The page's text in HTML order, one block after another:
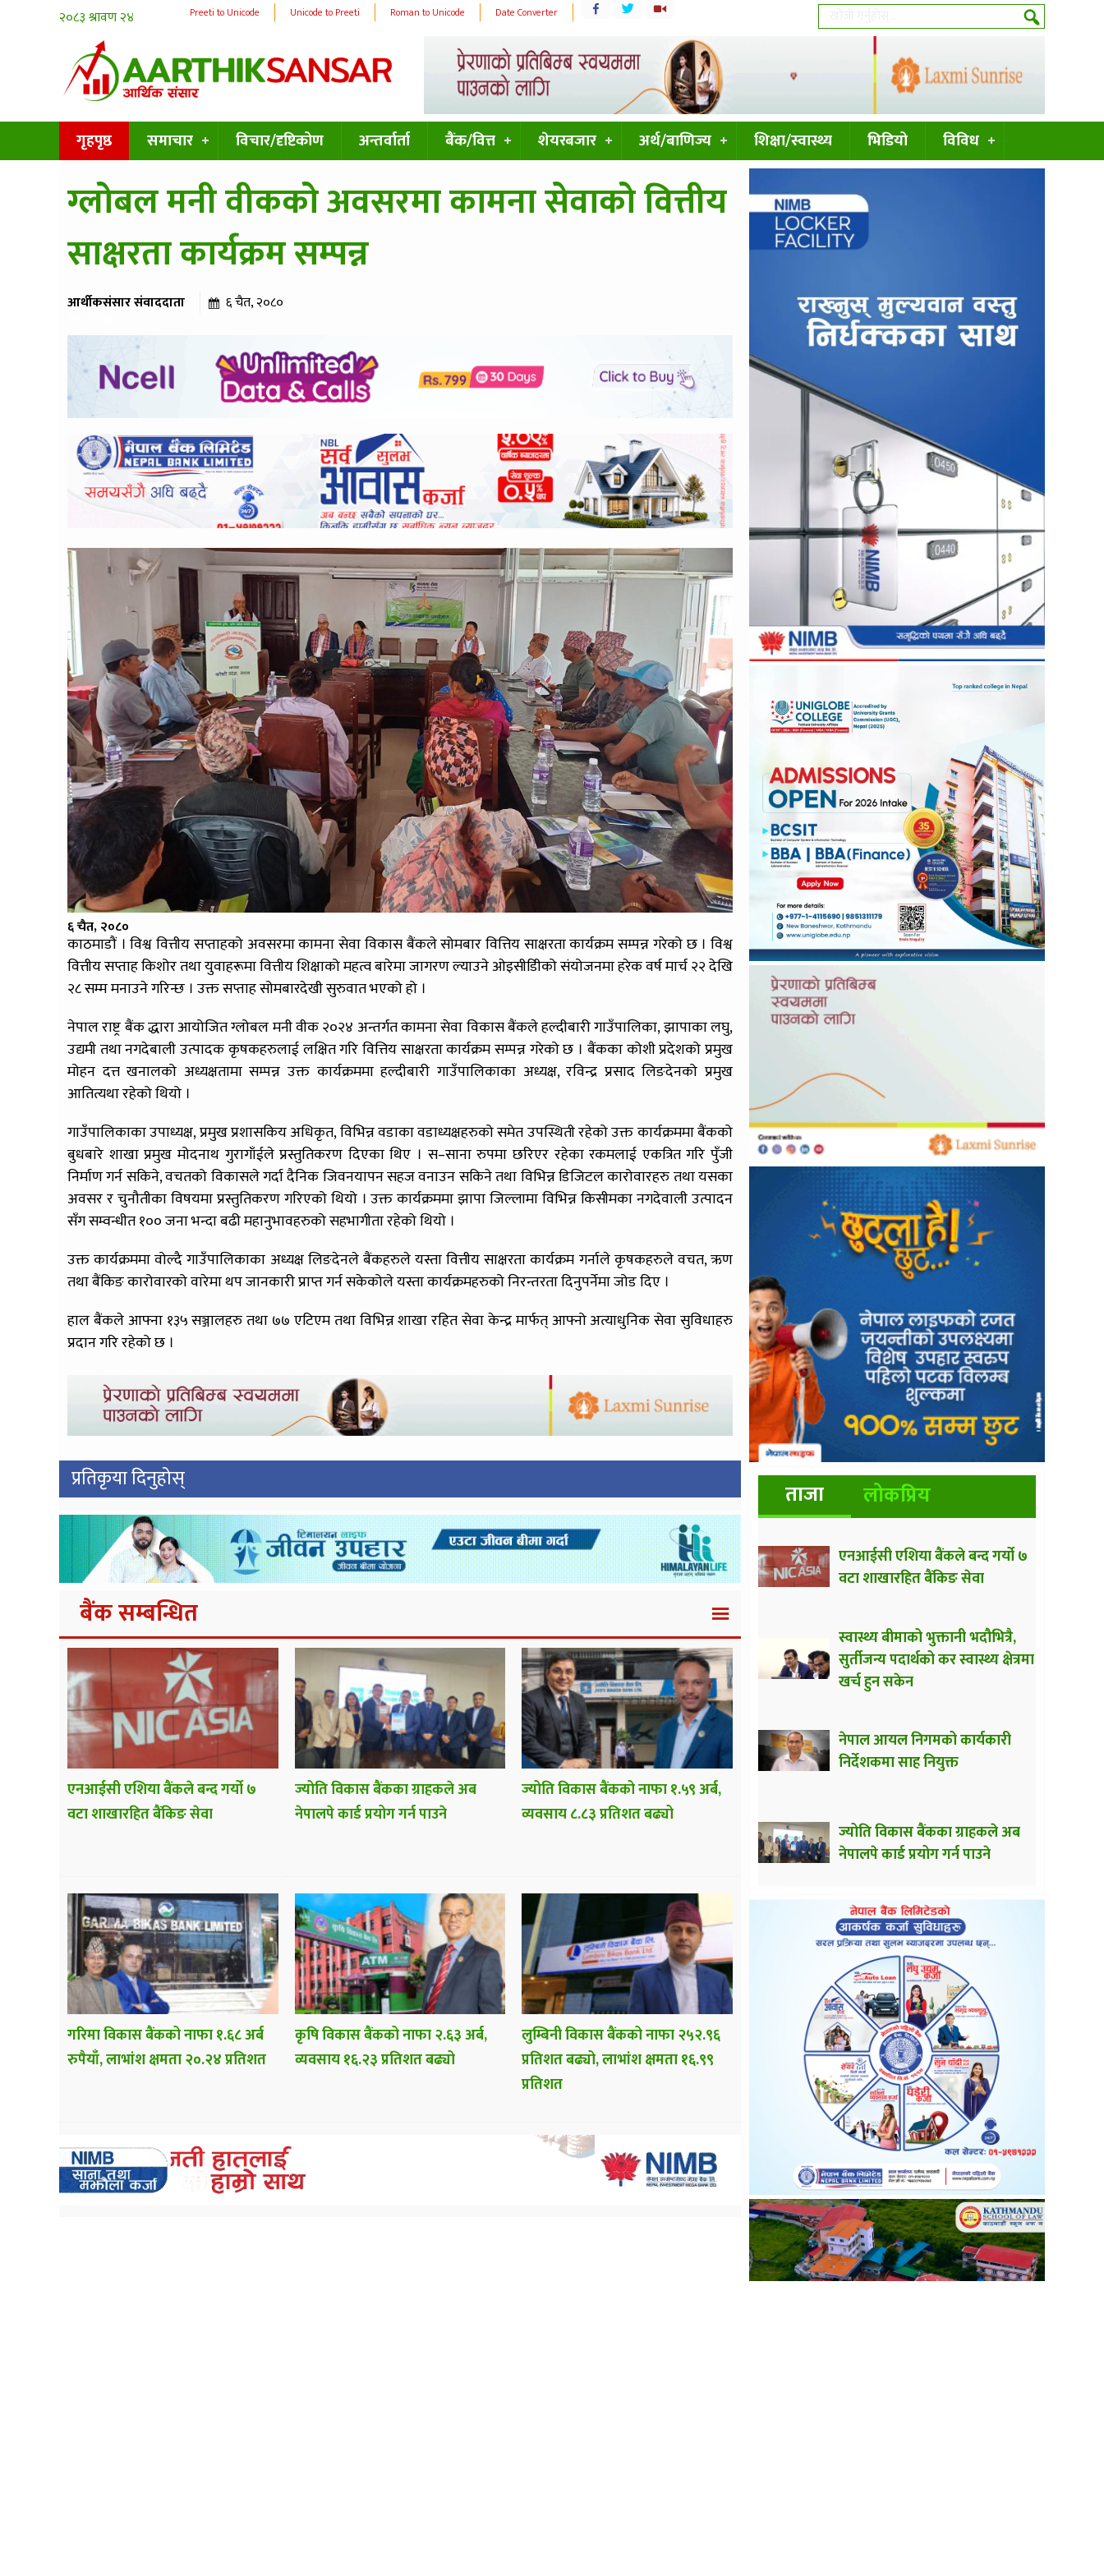
Preeti to Unicode Unicode to Preeti Roman to Unicode Date Converter
गृहपृष्ठ समाचार विचार/दृष्टिकोण अन्तर्वार्ता बैंक/वित्त शेयरबजार अर्थ/बाणिज्य शिक्षा/स्वास्थ्य भिडियो विविध
ग्लोबल मनी वीकको अवसरमा कामना सेवाको वित्तीय
साक्षरता कार्यक्रम सम्पन्न
आर्थीकसंसार संवाददाता ६ चैत, २०८०
६ चैत, २०८०
काठमाडौं । विश्व वित्तीय सप्ताहको अवसरमा कामना सेवा विकास बैंकले सोमबार वित्तिय साक्षरता कार्यक्रम सम्पन्न गरेको छ । विश्व
वित्तीय सप्ताह किशोर तथा युवाहरूमा वित्तीय शिक्षाको महत्व बारेमा जागरण ल्याउने ओइसीडिीको संयोजनमा हरेक वर्ष मार्च २२ देखि
२८ सम्म मनाउने गरिन्छ । उक्त सप्ताह सोमबारदेखी सुरुवात भएको हो ।
नेपाल राष्ट्र बैंक द्धारा आयोजित ग्लोबल मनी वीक २०२४ अन्तर्गत कामना सेवा विकास बैंकले हल्दीबारी गाउँपालिका, झापाका लघु,
उद्यमी तथा नगदेबाली उत्पादक कृषकहरुलाई लक्षित गरि वित्तिय साक्षरता कार्यक्रम सम्पन्न गरेको छ । बैंकका कोशी प्रदेशको प्रमुख
मोहन दत्त खनालको अध्यक्षतामा सम्पन्न उक्त कार्यक्रममा हल्दीबारी गाउँपालिकाका अध्यक्ष, रविन्द्र प्रसाद लिङदेनको प्रमुख
आतित्यथा रहेको थियो ।
गाउँपालिकाका उपाध्यक्ष, प्रमुख प्रशासकिय अधिकृत, विभिन्न वडाका वडाध्यक्षहरुको समेत उपस्थिती रहेको उक्त कार्यक्रममा बैंकको
बुधबारे शाखा प्रमुख मोदनाथ गुरागाँईले प्रस्तुतिकरण दिएका थिए । स–साना रुपमा छरिएर रहेका रकमलाई एकत्रित गरि पुँजी
निर्माण गर्न सकिने, वचतको विकासले गर्दा दैनिक जिवनयापन सहज वनाउन सकिने तथा विभिन्न डिजिटल कारोवारहरु तथा यसका
अवसर र चुनौतीका विषयमा प्रस्तुतिकरण गरिएको थियो । उक्त कार्यक्रममा झापा जिल्लामा विभिन्न किसीमका नगदेवाली उत्पादन
सँग सम्वन्धीत १०० जना भन्दा बढी महानुभावहरुको सहभागीता रहेको थियो ।
उक्त कार्यक्रममा वोल्दै गाउँपालिकाका अध्यक्ष लिङदेनले बैंकहरुले यस्ता वित्तीय साक्षरता कार्यक्रम गर्नाले कृषकहरुले वचत, ऋण
तथा बैंकिङ कारोवारको वारेमा थप जानकारी प्राप्त गर्न सकेकोले यस्ता कार्यक्रमहरुको निरन्तरता दिनुपर्नेमा जोड दिए ।
हाल बैंकले आफ्ना १३५ सञ्जालहरु तथा ७७ एटिएम तथा विभिन्न शाखा रहित सेवा केन्द्र मार्फत् आफ्नो अत्याधुनिक सेवा सुविधाहरु
प्रदान गरि रहेको छ ।
प्रतिकृया दिनुहोस्
बैंक सम्बन्धित
एनआईसी एशिया बैंकले बन्द गर्यो ७
वटा शाखारहित बैंकिङ सेवा
ज्योति विकास बैंकका ग्राहकले अब
नेपालपे कार्ड प्रयोग गर्न पाउने
ज्योति विकास बैंकको नाफा १.५९ अर्ब,
व्यवसाय ८.८३ प्रतिशत बढ्यो
गरिमा विकास बैंकको नाफा १.६८ अर्ब
रुपैयाँ, लाभांश क्षमता २०.२४ प्रतिशत
कृषि विकास बैंकको नाफा २.६३ अर्ब,
व्यवसाय १६.२३ प्रतिशत बढ्यो
लुम्बिनी विकास बैंकको नाफा २५२.९६
प्रतिशत बढ्यो, लाभांश क्षमता १६.९९
प्रतिशत
ताजा लोकप्रिय
एनआईसी एशिया बैंकले बन्द गर्यो ७
वटा शाखारहित बैंकिङ सेवा
स्वास्थ्य बीमाको भुक्तानी भदौभित्रै,
सुर्तीजन्य पदार्थको कर स्वास्थ्य क्षेत्रमा
खर्च हुन सकेन
नेपाल आयल निगमको कार्यकारी
निर्देशकमा साह नियुक्त
ज्योति विकास बैंकका ग्राहकले अब
नेपालपे कार्ड प्रयोग गर्न पाउने